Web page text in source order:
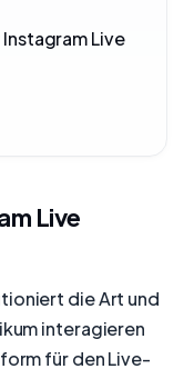
Live
Live
die Art und
interagieren
für den Live-